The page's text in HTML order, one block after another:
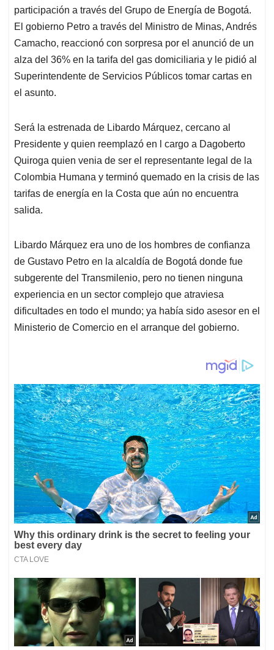
participación a través del Grupo de Energía de Bogotá.
El gobierno Petro a través del Ministro de Minas, Andrés
Camacho, reaccionó con sorpresa por el anunció de un
alza del 36% en la tarifa del gas domiciliaria y le pidió al
Superintendente de Servicios Públicos tomar cartas en
el asunto.
Será la estrenada de Libardo Márquez, cercano al
Presidente y quien reemplazó en l cargo a Dagoberto
Quiroga quien venia de ser el representante legal de la
Colombia Humana y terminó quemado en la crisis de las
tarifas de energía en la Costa que aún no encuentra
salida.
Libardo Márquez era uno de los hombres de confianza
de Gustavo Petro en la alcaldía de Bogotá donde fue
subgerente del Transmilenio, pero no tienen ninguna
experiencia en un sector complejo que atraviesa
dificultades en todo el mundo; ya había sido asesor en el
Ministerio de Comercio en el arranque del gobierno.